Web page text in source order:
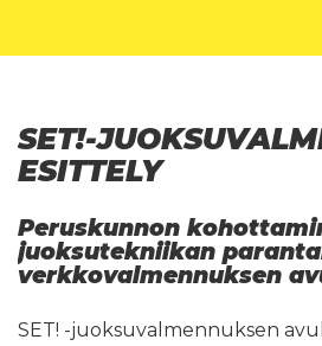
SET!-
ESITTELY
Peruskunnon
juoksutekniikan
verkkovalmennuksen
SET! -juoksuvalmennuksen